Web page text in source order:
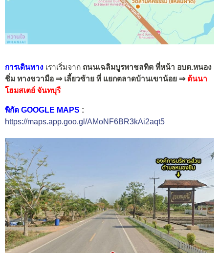
การเดินทาง เราเริ่มจาก ถนนเฉลิมบูรพาชลทิต ที่หน้า อบต.หนอง
ชิ่ม ทางขวามือ ⇒ เลี้ยวซ้าย ที่ แยกตลาดบ้านเขาน้อย ⇒ ต้นนา
โฮมสเตย์ จันทบุรี
พิกัด GOOGLE MAPS :
https://maps.app.goo.gl/AMoNF6BR3kAi2aqt5